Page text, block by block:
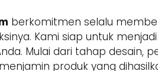
berkomitmen selalu
Kami siap untuk
Mulai dari tahap desain,
produk yang